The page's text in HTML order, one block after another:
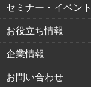
セミナー・イベント
お役立ち情報
企業情報
お問い合わせ